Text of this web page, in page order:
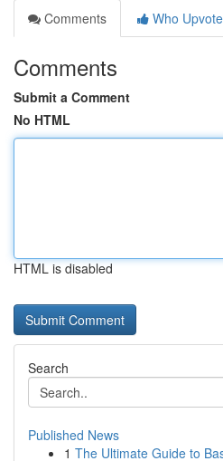
Comments
Who
Comments
Submit a Comment
No HTML
HTML is disabled
Search
Published News
1 The Ultimate Guide to